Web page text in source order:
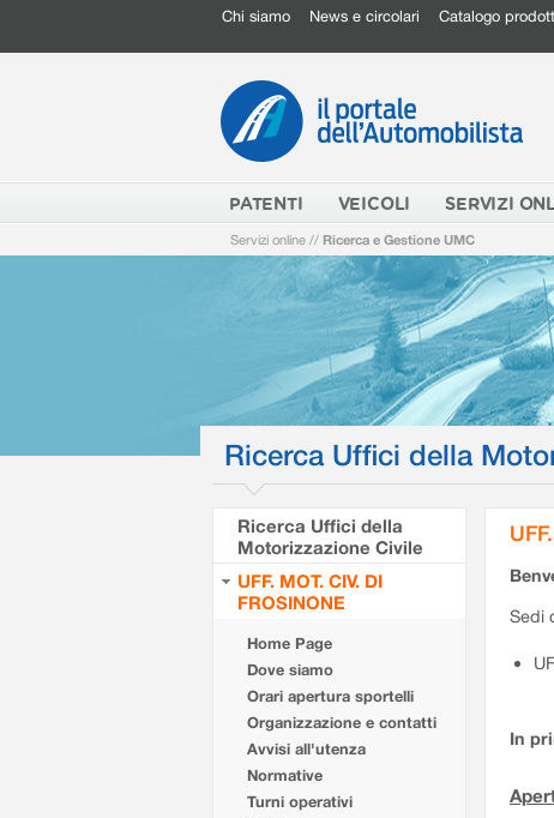
Chi siamo News e circolari Catalogo
PATENTI VEICOLI SERVIZI
Servizi online // Ricerca e Gestione UMC
Ricerca Uffici della
Ricerca Uffici della
Motorizzazione Civile
UFF. MOT. CIV. DI
FROSINONE
Home Page
Dove siamo
Orari apertura sportelli
Organizzazione e contatti
Avvisi all'utenza
Normative
Turni operativi
Sedi
In